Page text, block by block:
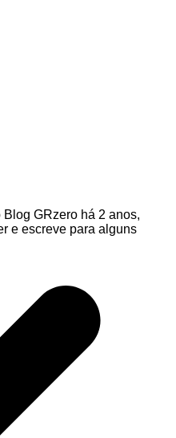
GRzero há 2 anos,
e escreve para alguns